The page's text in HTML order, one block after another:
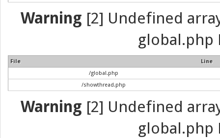
Warning [2] Undefined
global.php
File
Line
/global.php
/showthread.php
Warning [2] Undefined
global.php